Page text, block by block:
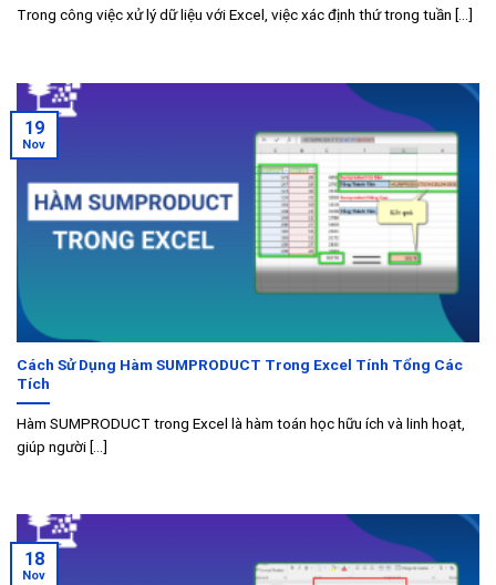
Trong công việc xử lý dữ liệu với Excel, việc xác định thứ trong tuần [...]
Cách Sử Dụng Hàm SUMPRODUCT Trong Excel Tính Tổng Các
Tích
Hàm SUMPRODUCT trong Excel là hàm toán học hữu ích và linh hoạt,
giúp người [...]
19
Nov
18
Nov